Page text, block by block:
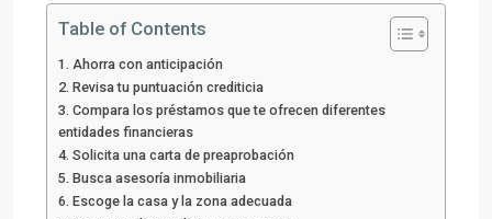
Table of Contents
1. Ahorra con anticipación
2. Revisa tu puntuación crediticia
3. Compara los préstamos que te ofrecen diferentes
entidades financieras
4. Solicita una carta de preaprobación
5. Busca asesoría inmobiliaria
6. Escoge la casa y la zona adecuada